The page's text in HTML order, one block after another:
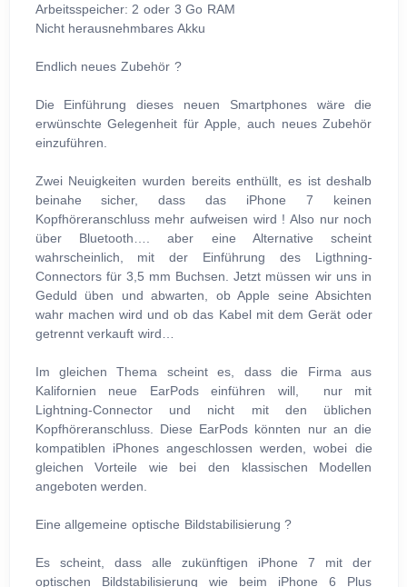
Arbeitsspeicher: 2 oder 3 Go RAM
Nicht herausnehmbares Akku
Endlich neues Zubehör ?
Die Einführung dieses neuen Smartphones wäre die
erwünschte Gelegenheit für Apple, auch neues Zubehör
einzuführen.
Zwei Neuigkeiten wurden bereits enthüllt, es ist deshalb
beinahe sicher, dass das iPhone 7 keinen
Kopfhöreranschluss mehr aufweisen wird ! Also nur noch
über Bluetooth…. aber eine Alternative scheint
wahrscheinlich, mit der Einführung des Ligthning-
Connectors für 3,5 mm Buchsen. Jetzt müssen wir uns in
Geduld üben und abwarten, ob Apple seine Absichten
wahr machen wird und ob das Kabel mit dem Gerät oder
getrennt verkauft wird…
Im gleichen Thema scheint es, dass die Firma aus
Kalifornien neue EarPods einführen will, nur mit
Lightning-Connector und nicht mit den üblichen
Kopfhöreranschluss. Diese EarPods könnten nur an die
kompatiblen iPhones angeschlossen werden, wobei die
gleichen Vorteile wie bei den klassischen Modellen
angeboten werden.
Eine allgemeine optische Bildstabilisierung ?
Es scheint, dass alle zukünftigen iPhone 7 mit der
optischen Bildstabilisierung wie beim iPhone 6 Plus